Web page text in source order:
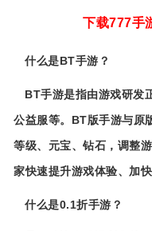
下载777手
什么是BT手游？
BT手游是指由游戏研发
公益服等。BT版手游与原
等级、元宝、钻石，调整
家快速提升游戏体验、加快
什么是0.1折手游？